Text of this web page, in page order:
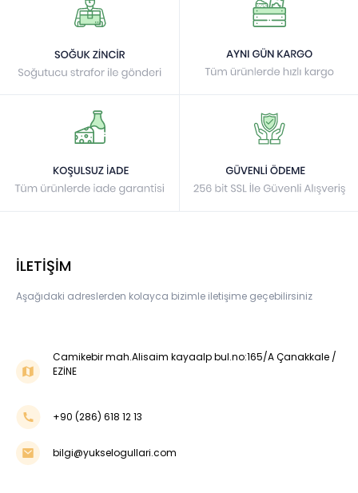
İLETİŞİM
Aşağıdaki adreslerden kolayca bizimle iletişime geçebilirsiniz
Camikebir mah.Alisaim kayaalp bul.no:165/A Çanakkale /
EZİNE
+90 (286) 618 12 13
bilgi@yukselogullari.com